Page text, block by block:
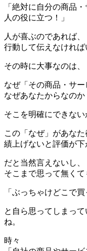
「絶対に自分の商品
人の役に立つ！」
人が喜ぶのであれば、
行動して伝えなければ
その時に大事なのは、
なぜ「その商品・サー
なぜあなたからなのか
そこを明確にできない
この「なぜ」があな
績上げないと評価が下
だと当然言えないし、
そこまで思って無くて
「ぶっちゃけどこで
と自ら思ってしまっ
ね。
時々